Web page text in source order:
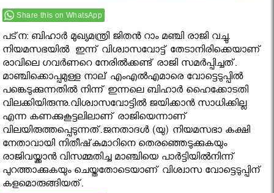
Share this on WhatsApp
പട്‌ന: ബിഹാർ മുഖ്യമന്ത്രി ജിതൻ റാം മഞ്ചി രാജി വച്ചു.
നിയമസഭയിൽ ഇന്ന് വിശ്വാസവോട്ട് തേടാനിരിക്കെയാണ്
രാവിലെ ഗവര്‍ണറെ നേരില്‍ക്കണ്ട് രാജി സമര്‍പ്പിച്ചത്.
മാഞ്ചിക്കൊപ്പമുള്ള നാല് എംഎല്‍എമാരെ വോട്ടെടുപ്പില്‍
പങ്കെടുക്കുന്നതില്‍ നിന്ന് ഇന്നലെ ബിഹാര്‍ ഹൈക്കോടതി
വിലക്കിയിരുന്നു.വിശ്വാസവോട്ടില്‍ ജയിക്കാന്‍ സാധിക്കില്ല
എന്ന കണക്കുകൂട്ടലിലാണ് രാജിയെന്നാണ്
വിലയിരുത്തപ്പെടുന്നത്.ജനതാദൾ (യു) നിയമസഭാ കക്ഷി
നേതാവായി നിതീഷ്‌കുമാറിനെ തെരഞ്ഞെടുക്കുകയും
രാജിവയ്ക്കാൻ വിസമ്മതിച്ച മാഞ്ചിയെ പാർട്ടിയിൽനിന്ന്
പുറത്താക്കുകയും ചെയ്തതോടെയാണ് വിശ്വാസ വോട്ടെടുപ്പിന്
കളമൊരുങ്ങിയത്.